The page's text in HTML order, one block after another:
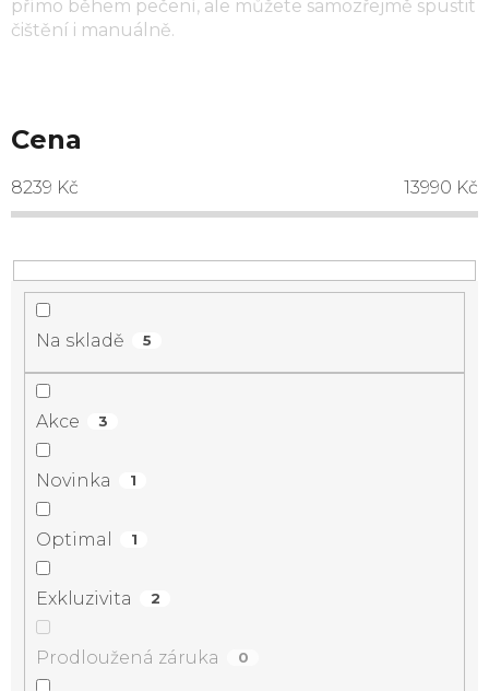
přímo během pečení, ale můžete samozřejmě spustit
čištění i manuálně.
Cena
8239 Kč 13990 Kč
Na skladě 5
Akce 3
Novinka 1
Optimal 1
Exkluzivita 2
Prodloužená záruka 0